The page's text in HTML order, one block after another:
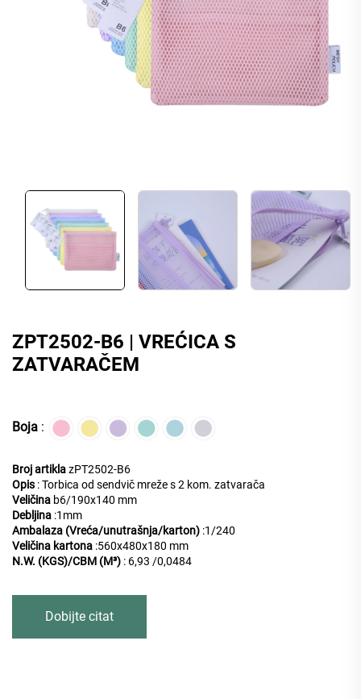
ZPT2502-B6 | VREĆICA S
ZATVARAČEM
Boja :
Broj artiklazPT2502-B6
Opis : Torbica od sendvič mreže s 2 kom. zatvarača
Veličina b6/190x140 mm
Debljina :1mm
Ambalaza (Vreća/unutrašnja/karton) :1/240
Veličina kartona :560x480x180 mm
N.W. (KGS)/CBM (M³) : 6,93 /0,0484
Dobijte citat